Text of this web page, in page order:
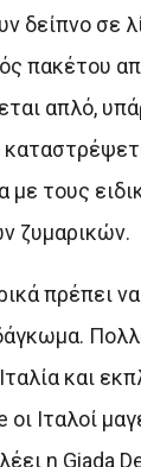
δείπνο σε
πακέτου
απλό,
τους
ζυμαρικών.
πρέπει
και
Ιταλοί
η Giada